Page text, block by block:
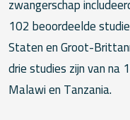
zwangerschap
102 beoordeelde
Staten en Groot-
drie studies zijn van na
Malawi en Tanzania.